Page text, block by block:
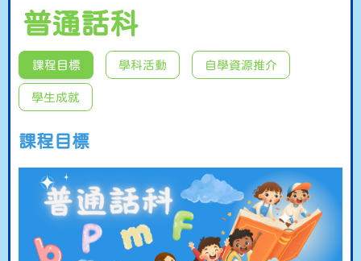
普通話科
課程目標 學科活動 自學資源推介
學生成就
課程目標